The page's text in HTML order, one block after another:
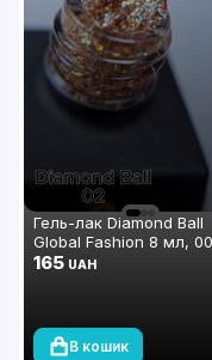
Гель-лак Diamond Ball
Global Fashion 8 мл,
165 UAH
В кошик